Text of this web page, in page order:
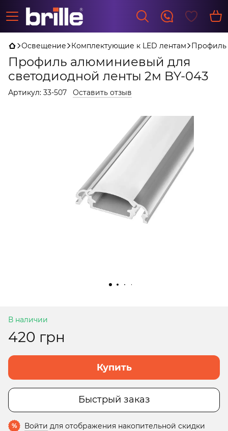
Освещение Комплектующие к LED лентам Профиль
Профиль алюминиевый для
светодиодной ленты 2м BY-043
Артикул: 33-507 Оставить отзыв
В наличии
420 грн
Купить
Быстрый заказ
% Войти для отображения накопительной скидки